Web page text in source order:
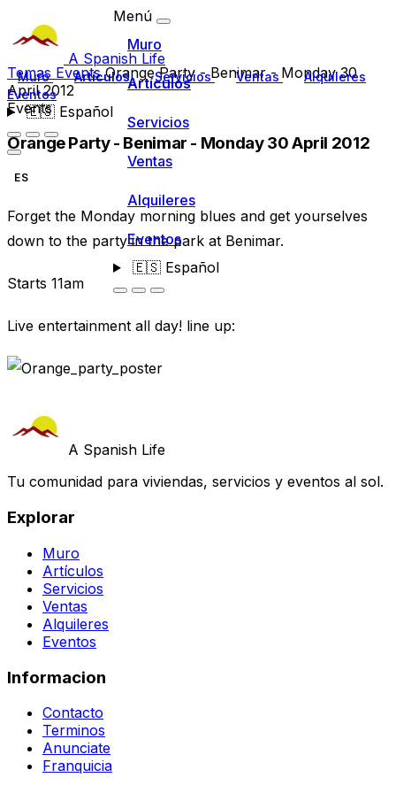
A Spanish Life
Muro Artículos Servicios Ventas
Alquileres
Eventos
🇪🇸Español
Menú
Muro
Artículos
Servicios
Ventas
Alquileres
Eventos
🇪🇸Español
Temas EventsOrange Party - Benimar - Monday 30
April 2012
Events
Orange Party - Benimar - Monday 30 April 2012
ES
Forget the Monday morning blues and get yourselves
down to the party in the park at Benimar.
Starts 11am
Live entertainment all day! line up:
A Spanish Life
Tu comunidad para viviendas, servicios y eventos al sol.
Explorar
Muro
Artículos
Servicios
Ventas
Alquileres
Eventos
Informacion
Contacto
Terminos
Anunciate
Franquicia